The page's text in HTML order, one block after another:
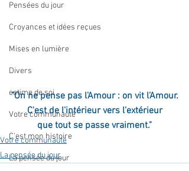
Pensées du jour
Croyances et idées reçues
Mises en lumière
Divers
estime de soi
Votre communauté
C'est mon histoire
La pensée du jour
"On ne pense pas l'Amour : on vit l'Amour.
C'est de l'intérieur vers l'extérieur
que tout se passe vraiment."
Votre communauté
La pensée du jour